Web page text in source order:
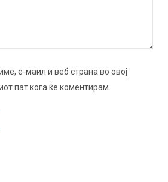
е-маил и веб страна во овој
пат кога ќе коментирам.